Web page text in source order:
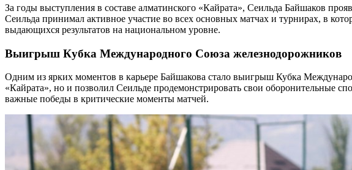
За годы выступления в составе алматинского «Кайрата», Сеильда Байшаков
Сеильда принимал активное участие во всех основных матчах и турнирах, в
выдающихся результатов на национальном уровне.
Выигрыш Кубка Международного Союза железнодорожников
Одним из ярких моментов в карьере Байшакова стало выигрыш Кубка
«Кайрата», но и позволил Сеильде продемонстрировать свои оборонительные
важные победы в критические моменты матчей.